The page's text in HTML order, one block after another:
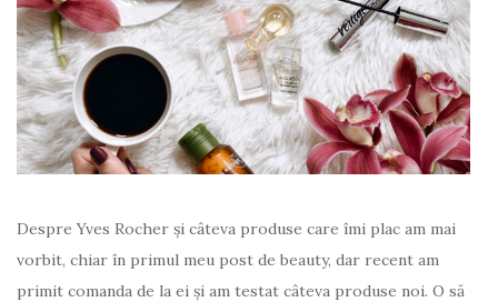
Despre Yves Rocher și câteva produse care îmi plac am mai
vorbit, chiar în primul meu post de beauty, dar recent am
primit comanda de la ei și am testat câteva produse noi. O să